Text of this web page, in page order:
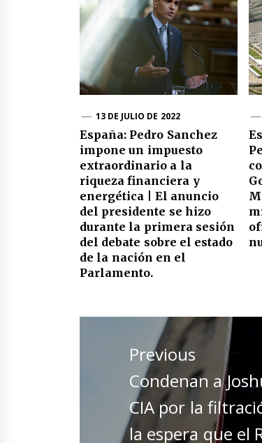
13 DE JULIO DE 2022
España: Pedro Sanchez
impone un impuesto
extraordinario a la
riqueza financiera y
energética | El anuncio
del presidente se hizo
durante la primera sesión
del debate sobre el estado
de la nación en el
Parlamento.
Navegación
entradas
Previous
Previous
post:
Condenan a
CIA por la
la espera que el